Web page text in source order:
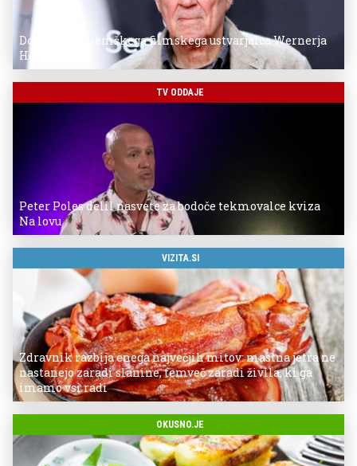
Donostia za nemškega filmskega ustvarjalca Wernerja
Herzoga
TV ODDAJE
Peter Poles delil nasvete za bodoče tekmovalce kviza
Na lovu
VIZITA.SI
Zdravnik razbija enega največjih mitov: mastna jetra ne
nastanejo zaradi slanine, temveč zaradi živila, ki ga
imamo vsi radi
OKUSNO.JE